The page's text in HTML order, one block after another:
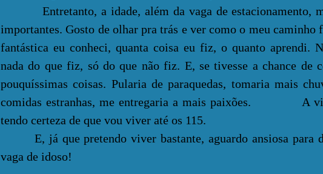
Entretanto, a idade, além da vaga de estacionamento,
importantes. Gosto de olhar pra trás e ver como o meu caminho
fantástica eu conheci, quanta coisa eu fiz, o quanto aprendi.
nada do que fiz, só do que não fiz. E, se tivesse a chance de
pouquíssimas coisas. Pularia de paraquedas, tomaria mais
comidas estranhas, me entregaria a mais paixões. A
tendo certeza de que vou viver até os 115.
E, já que pretendo viver bastante, aguardo ansiosa para
vaga de idoso!